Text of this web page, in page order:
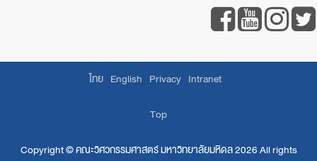
ไทย English Privacy Intranet
Top
Copyright ©คณะวิศวกรรมศาสตร์ มหาวิทยาลัยมหิดล2026 All rights